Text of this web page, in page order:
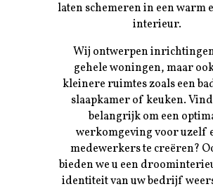
laten schemeren in een warm
interieur.
Wij ontwerpen
gehele woningen, maar
kleinere ruimtes zoals een
slaapkamer of keuken.
belangrijk om een
werkomgeving voor uzelf
medewerkers te creëren?
bieden we u een
identiteit van uw bedrijf